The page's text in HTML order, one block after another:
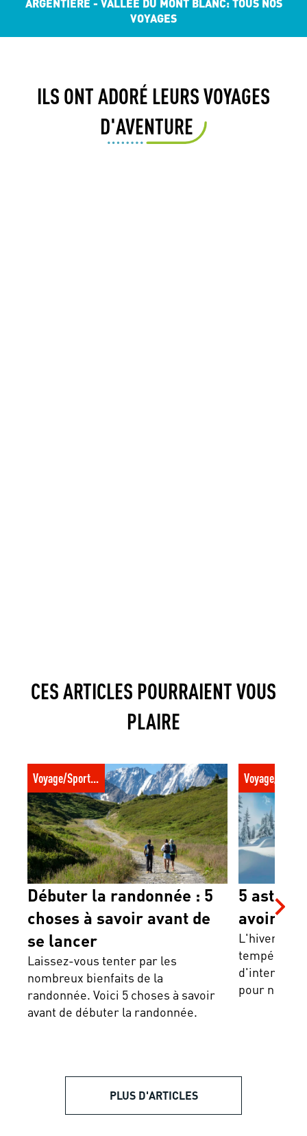
ARGENTIÈRE - VALLÉE DU MONT BLANC: TOUS NOS
VOYAGES
ILS ONT ADORÉ LEURS VOYAGES
D'AVENTURE
CES ARTICLES POURRAIENT VOUS
PLAIRE
Débuter la randonnée : 5 choses à savoir
avant de se lancer
Voyage/Sport trotter
Débuter la randonnée : 5
choses à savoir avant de
se lancer
Laissez-vous tenter par les
nombreux bienfaits de la
randonnée. Voici 5 choses à savoir
avant de débuter la randonnée.
5 astuces
l'hiver
5
avoir
L'hiver est
pour ne
PLUS D'ARTICLES